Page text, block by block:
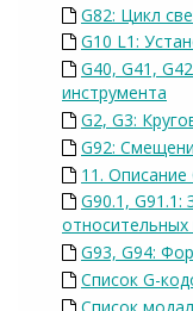
G82: Цикл
G10 L1:
G40, G41,
инструмента
G2, G3:
G92:
11. Описание
G90.1,
относительных
G93, G94:
Список G-